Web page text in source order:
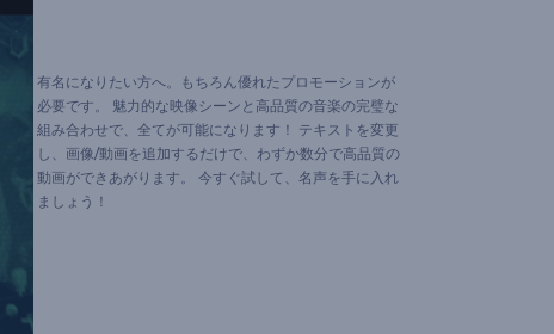
有名になりたい方へ。もちろん優れたプロモーションが
必要です。 魅力的な映像シーンと高品質の音楽の完璧な
組み合わせで、全てが可能になります！ テキストを変更
し、画像/動画を追加するだけで、わずか数分で高品質の
動画ができあがります。 今すぐ試して、名声を手に入れ
ましょう！